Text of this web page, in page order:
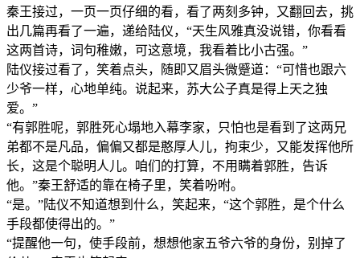
秦王接过，一页一页仔细的看，看了两刻多钟，又翻回去，挑
出几篇再看了一遍，递给陆仪，“天生风雅真没说错，你看看
这两首诗，词句稚嫩，可这意境，我看着比小古强。”
陆仪接过看了，笑着点头，随即又眉头微蹙道：“可惜也跟六
少爷一样，心地单纯。说起来，苏大公子真是得上天之独
爱。”
“有郭胜呢，郭胜死心塌地入幕李家，只怕也是看到了这两兄
弟都不是凡品，偏偏又都是憨厚人儿，拘束少，又能发挥他所
长，这是个聪明人儿。咱们的打算，不用瞒着郭胜，告诉
他。”秦王舒适的靠在椅子里，笑着吩咐。
“是。”陆仪不知道想到什么，笑起来，“这个郭胜，是个什么
手段都使得出的。”
“提醒他一句，使手段前，想想他家五爷六爷的身份，别掉了